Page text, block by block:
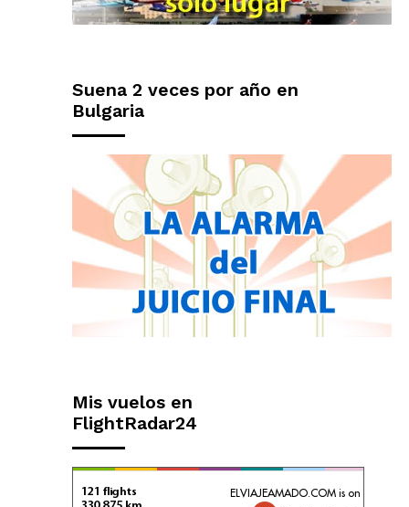
Suena 2 veces por año en
Bulgaria
Mis vuelos en
FlightRadar24